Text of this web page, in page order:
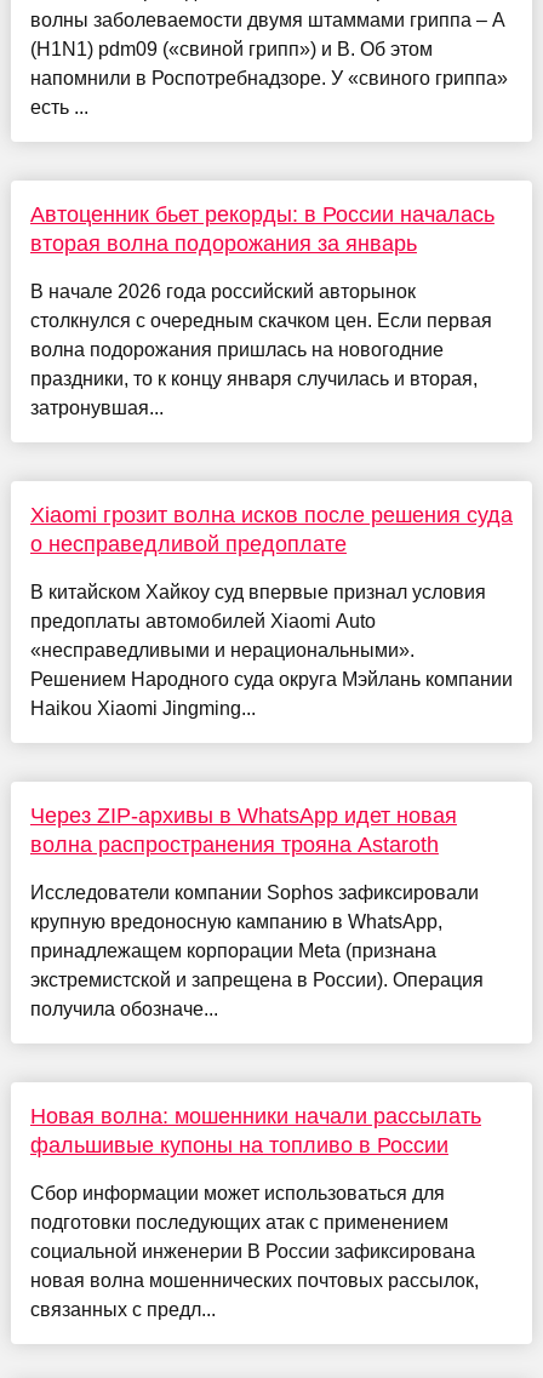
волны заболеваемости двумя штаммами гриппа – A
(H1N1) pdm09 («свиной грипп») и B. Об этом
напомнили в Роспотребнадзоре. У «свиного гриппа»
есть ...
Автоценник бьет рекорды: в России началась
вторая волна подорожания за январь
В начале 2026 года российский авторынок
столкнулся с очередным скачком цен. Если первая
волна подорожания пришлась на новогодние
праздники, то к концу января случилась и вторая,
затронувшая...
Xiaomi грозит волна исков после решения суда
о несправедливой предоплате
В китайском Хайкоу суд впервые признал условия
предоплаты автомобилей Xiaomi Auto
«несправедливыми и нерациональными».
Решением Народного суда округа Мэйлань компании
Haikou Xiaomi Jingming...
Через ZIP-архивы в WhatsApp идет новая
волна распространения трояна Astaroth
Исследователи компании Sophos зафиксировали
крупную вредоносную кампанию в WhatsApp,
принадлежащем корпорации Meta (признана
экстремистской и запрещена в России). Операция
получила обозначе...
Новая волна: мошенники начали рассылать
фальшивые купоны на топливо в России
Сбор информации может использоваться для
подготовки последующих атак с применением
социальной инженерии В России зафиксирована
новая волна мошеннических почтовых рассылок,
связанных с предл...